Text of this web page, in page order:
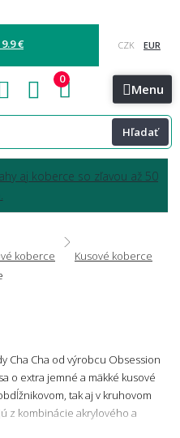
€
Menu
Hľadať
0
aj koberce so zľavou až 50
koberce
Kusové koberce
Cha Cha od výrobcu Obsession
o extra jemné a mäkké kusové
tak aj v kruhovom
z kombinácie akrylového a